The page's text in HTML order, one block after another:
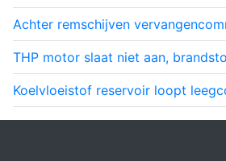
Achter remschijven vervangen
THP motor slaat niet aan,
Koelvloeistof reservoir loopt leeg